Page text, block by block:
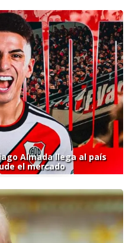
Almada llega al país
el mercado